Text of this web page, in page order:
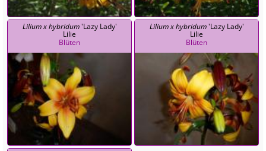
Lilium x hybridum'Lazy Lady'
Lilie
Blüten
Lilium x hybridum'Lazy Lady'
Lilie
Blüten